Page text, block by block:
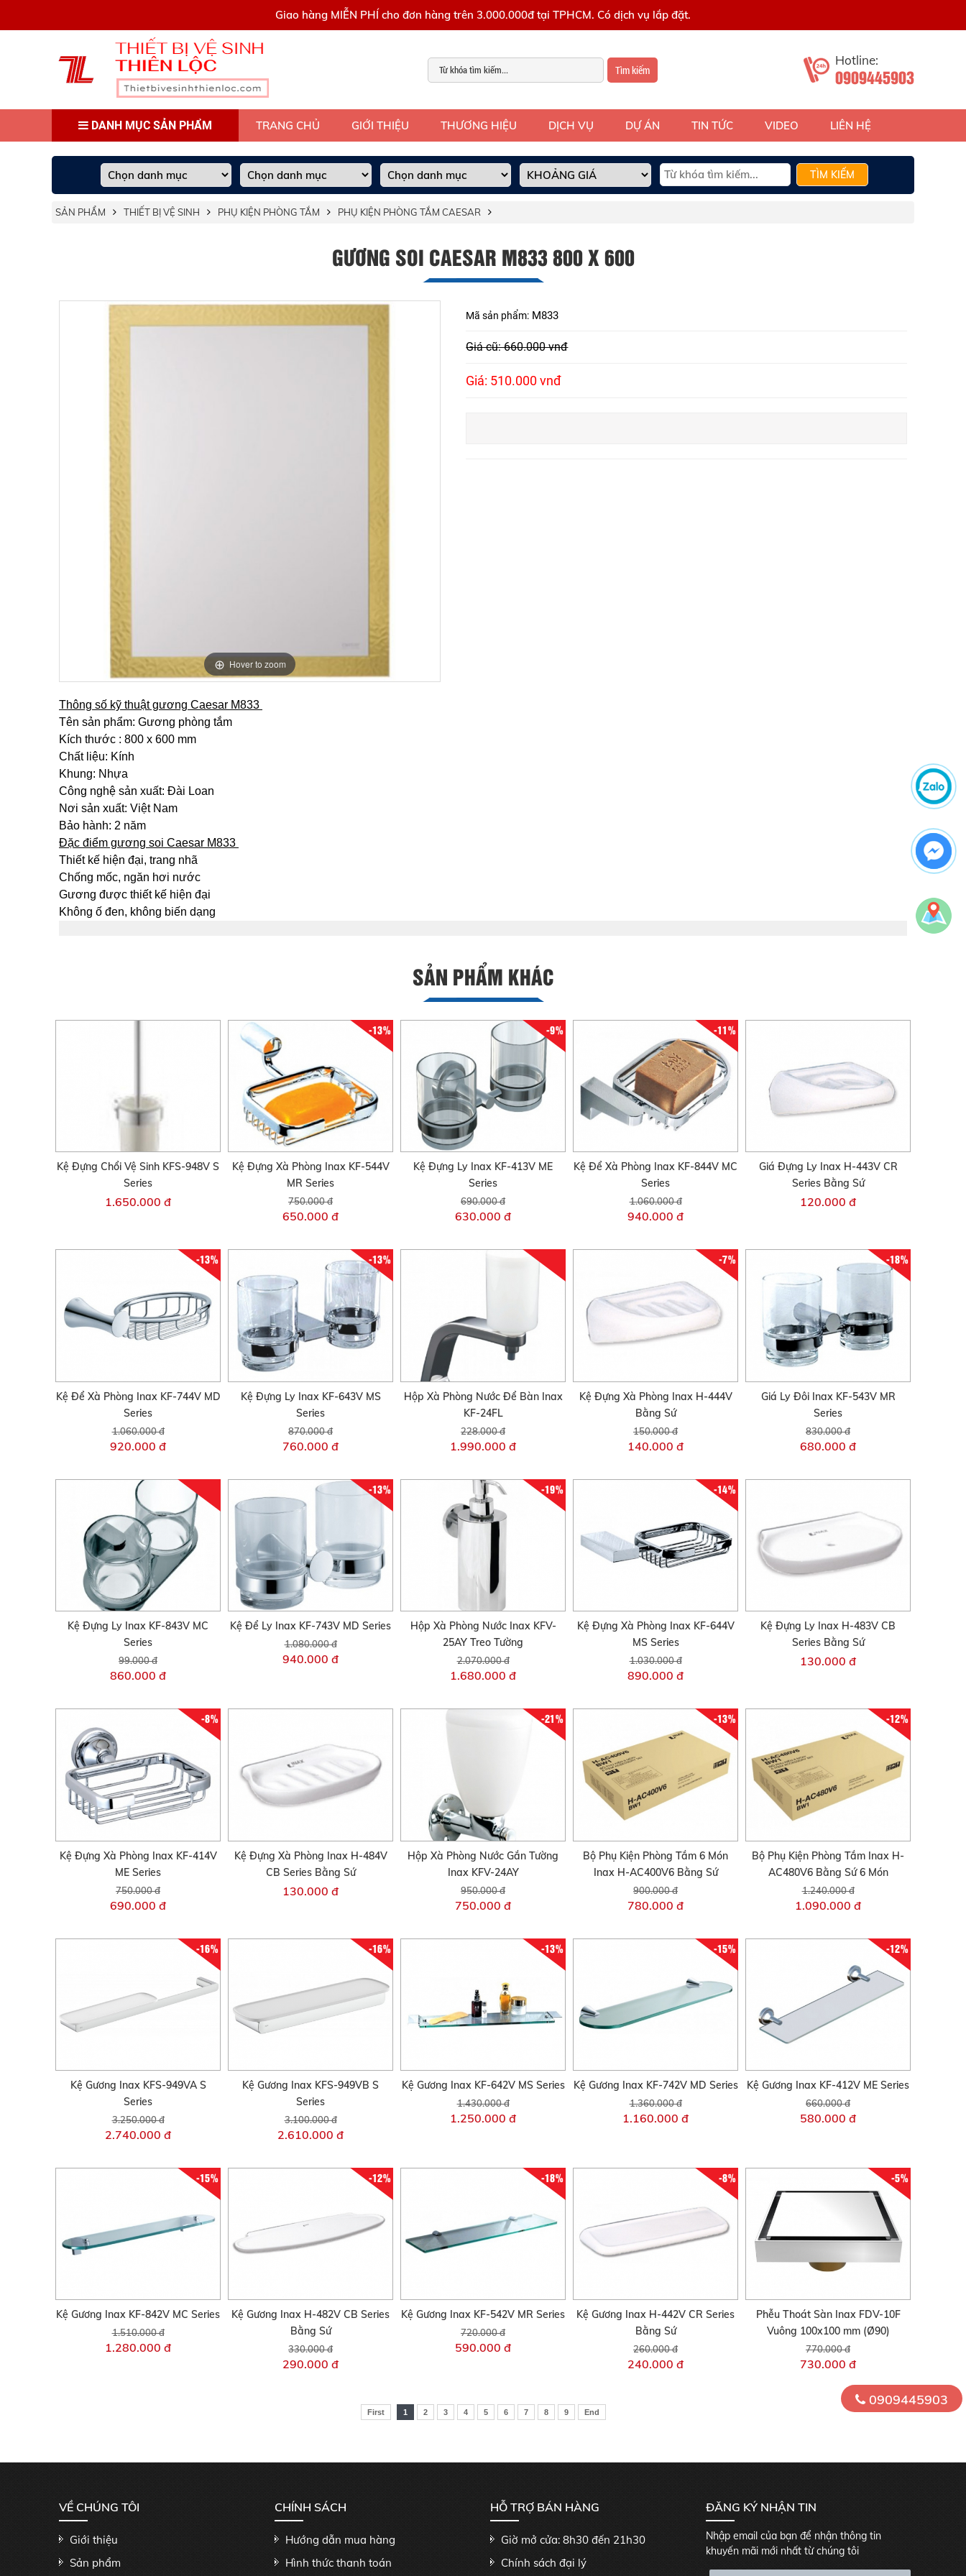
Giao hàng MIỄN PHÍ cho đơn hàng trên 3.000.000đ tại TPHCM. Có dịch vụ lắp đặt.
Tìm kiếm
Hotline:
0909445903
DANH MỤC SẢN PHẨM TRANG CHỦ GIỚI THIỆU THƯƠNG HIỆU DỊCH VỤ DỰ ÁN TIN TỨC VIDEO LIÊN HỆ
TÌM KIẾM
SẢN PHẨM THIẾT BỊ VỆ SINH PHỤ KIỆN PHÒNG TẮM PHỤ KIỆN PHÒNG TẮM CAESAR
GƯƠNG SOI CAESAR M833 800 X 600
Hover to zoom
Mã sản phẩm: M833
Giá cũ: 660.000 vnđ
Giá: 510.000 vnđ
Thông số kỹ thuật gương Caesar M833
Tên sản phẩm: Gương phòng tắm
Kích thước : 800 x 600 mm
Chất liệu: Kính
Khung: Nhựa
Công nghệ sản xuất: Đài Loan
Nơi sản xuất: Việt Nam
Bảo hành: 2 năm
Đặc điểm gương soi Caesar M833
Thiết kế hiện đại, trang nhã
Chống mốc, ngăn hơi nước
Gương được thiết kế hiện đại
Không ố đen, không biến dạng
SẢN PHẨM KHÁC
Kệ Đựng Chổi Vệ Sinh KFS-948V S
Series
1.650.000 đ
-13%
Kệ Đựng Xà Phòng Inax KF-544V
MR Series
750.000 đ
650.000 đ
-9%
Kệ Đựng Ly Inax KF-413V ME
Series
690.000 đ
630.000 đ
-11%
Kệ Để Xà Phòng Inax KF-844V MC
Series
1.060.000 đ
940.000 đ
Giá Đựng Ly Inax H-443V CR
Series Bằng Sứ
120.000 đ
-13%
Kệ Để Xà Phòng Inax KF-744V MD
Series
1.060.000 đ
920.000 đ
-13%
Kệ Đựng Ly Inax KF-643V MS
Series
870.000 đ
760.000 đ
Hộp Xà Phòng Nước Để Bàn Inax
KF-24FL
228.000 đ
1.990.000 đ
-7%
Kệ Đựng Xà Phòng Inax H-444V
Bằng Sứ
150.000 đ
140.000 đ
-18%
Giá Ly Đôi Inax KF-543V MR
Series
830.000 đ
680.000 đ
Kệ Đựng Ly Inax KF-843V MC
Series
99.000 đ
860.000 đ
-13%
Kệ Để Ly Inax KF-743V MD Series
1.080.000 đ
940.000 đ
-19%
Hộp Xà Phòng Nước Inax KFV-
25AY Treo Tường
2.070.000 đ
1.680.000 đ
-14%
Kệ Đựng Xà Phòng Inax KF-644V
MS Series
1.030.000 đ
890.000 đ
Kệ Đựng Ly Inax H-483V CB
Series Bằng Sứ
130.000 đ
-8%
Kệ Đựng Xà Phòng Inax KF-414V
ME Series
750.000 đ
690.000 đ
Kệ Đựng Xà Phòng Inax H-484V
CB Series Bằng Sứ
130.000 đ
-21%
Hộp Xà Phòng Nước Gắn Tường
Inax KFV-24AY
950.000 đ
750.000 đ
-13%
Bộ Phụ Kiện Phòng Tắm 6 Món
Inax H-AC400V6 Bằng Sứ
900.000 đ
780.000 đ
-12%
Bộ Phụ Kiện Phòng Tắm Inax H-
AC480V6 Bằng Sứ 6 Món
1.240.000 đ
1.090.000 đ
-16%
Kệ Gương Inax KFS-949VA S
Series
3.250.000 đ
2.740.000 đ
-16%
Kệ Gương Inax KFS-949VB S
Series
3.100.000 đ
2.610.000 đ
-13%
Kệ Gương Inax KF-642V MS Series
1.430.000 đ
1.250.000 đ
-15%
Kệ Gương Inax KF-742V MD Series
1.360.000 đ
1.160.000 đ
-12%
Kệ Gương Inax KF-412V ME Series
660.000 đ
580.000 đ
-15%
Kệ Gương Inax KF-842V MC Series
1.510.000 đ
1.280.000 đ
-12%
Kệ Gương Inax H-482V CB Series
Bằng Sứ
330.000 đ
290.000 đ
-18%
Kệ Gương Inax KF-542V MR Series
720.000 đ
590.000 đ
-8%
Kệ Gương Inax H-442V CR Series
Bằng Sứ
260.000 đ
240.000 đ
-5%
Phễu Thoát Sàn Inax FDV-10F
Vuông 100x100 mm (Ø90)
770.000 đ
730.000 đ
First 1 2 3 4 5 6 7 8 9 End
VỀ CHÚNG TÔI
Giới thiệu
Sản phẩm
CHÍNH SÁCH
Hướng dẫn mua hàng
Hình thức thanh toán
HỖ TRỢ BÁN HÀNG
Giờ mở cửa: 8h30 đến 21h30
Chính sách đại lý
ĐĂNG KÝ NHẬN TIN
Nhập email của bạn để nhận thông tin
khuyến mãi mới nhất từ chúng tôi
0909445903